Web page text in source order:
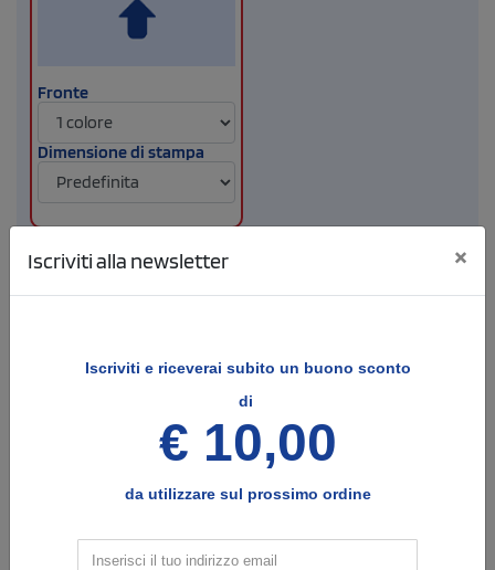
Fronte
Dimensione di stampa
4 Opzioni e note per la stampa Info
COLORE DI STAMPA - EVENTUALE TESTO DA
Indica il colore di stampa desiderato, e il testo che vorrai
eventualmente aggiungere alla stampa.
Iscriviti alla newsletter ×
Iscriviti e riceverai subito un buono sconto
di
€ 10,00
da utilizzare sul prossimo ordine